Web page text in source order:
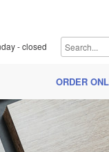
- closed
ORDER